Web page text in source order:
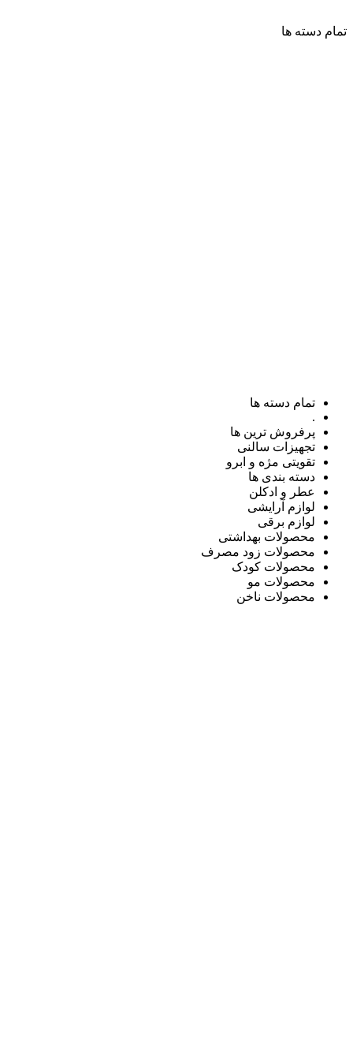
تمام دسته ها
تمام دسته ها
.
پرفروش ترین ها
تجهیزات سالنی
تقویتی مژه و ابرو
دسته بندی ها
عطر و ادکلن
لوازم آرایشی
لوازم برقی
محصولات بهداشتی
محصولات زود مصرف
محصولات کودک
محصولات مو
محصولات ناخن